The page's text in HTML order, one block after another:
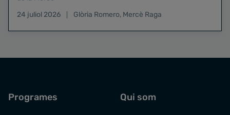
24 juliol 2026
Glòria Romero, Mercè Raga
Programes Qui som